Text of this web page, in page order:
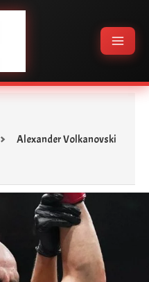
Menu
Alexander Volkanovski